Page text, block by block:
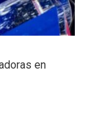
en